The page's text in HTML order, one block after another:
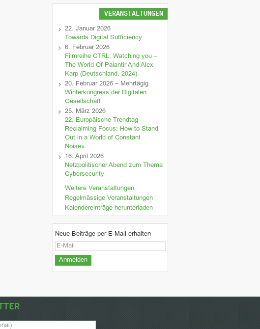
VERANSTALTUNGEN
22. Januar 2026
Towards Digital Sufficiency
6. Februar 2026
Filmreihe CTRL: Watching you –
The World Of Palantir And Alex
Karp (Deutschland, 2024)
20. Februar 2026 – Mehrtägig
Winterkongress der Digitalen
Gesellschaft
25. März 2026
22. Europäische Trendtag –
Reclaiming Focus: How to Stand
Out in a World of Constant
Noise».
16. April 2026
Netzpolitischer Abend zum Thema
Cybersecurity
Weitere Veranstaltungen
Regelmässige Veranstaltungen
Kalendereinträge herunterladen
Neue Beiträge per E-Mail erhalten